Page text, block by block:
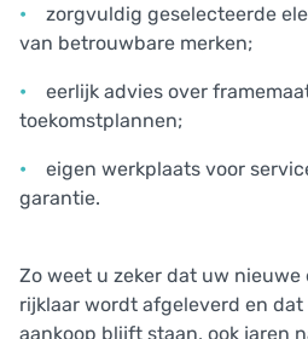
zorgvuldig geselecteerde
van betrouwbare merken;
eerlijk advies over
toekomstplannen;
eigen werkplaats voor
garantie.
Zo weet u zeker dat uw
rijklaar wordt afgeleverd en
aankoop blijft staan, ook jaren